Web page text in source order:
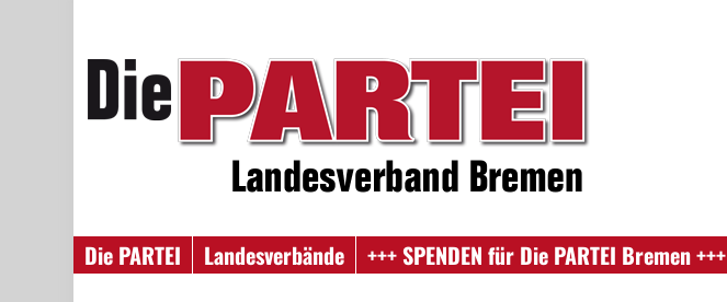
Die PARTEI Landesverbände +++ SPENDEN für Die PARTEI Bremen +++